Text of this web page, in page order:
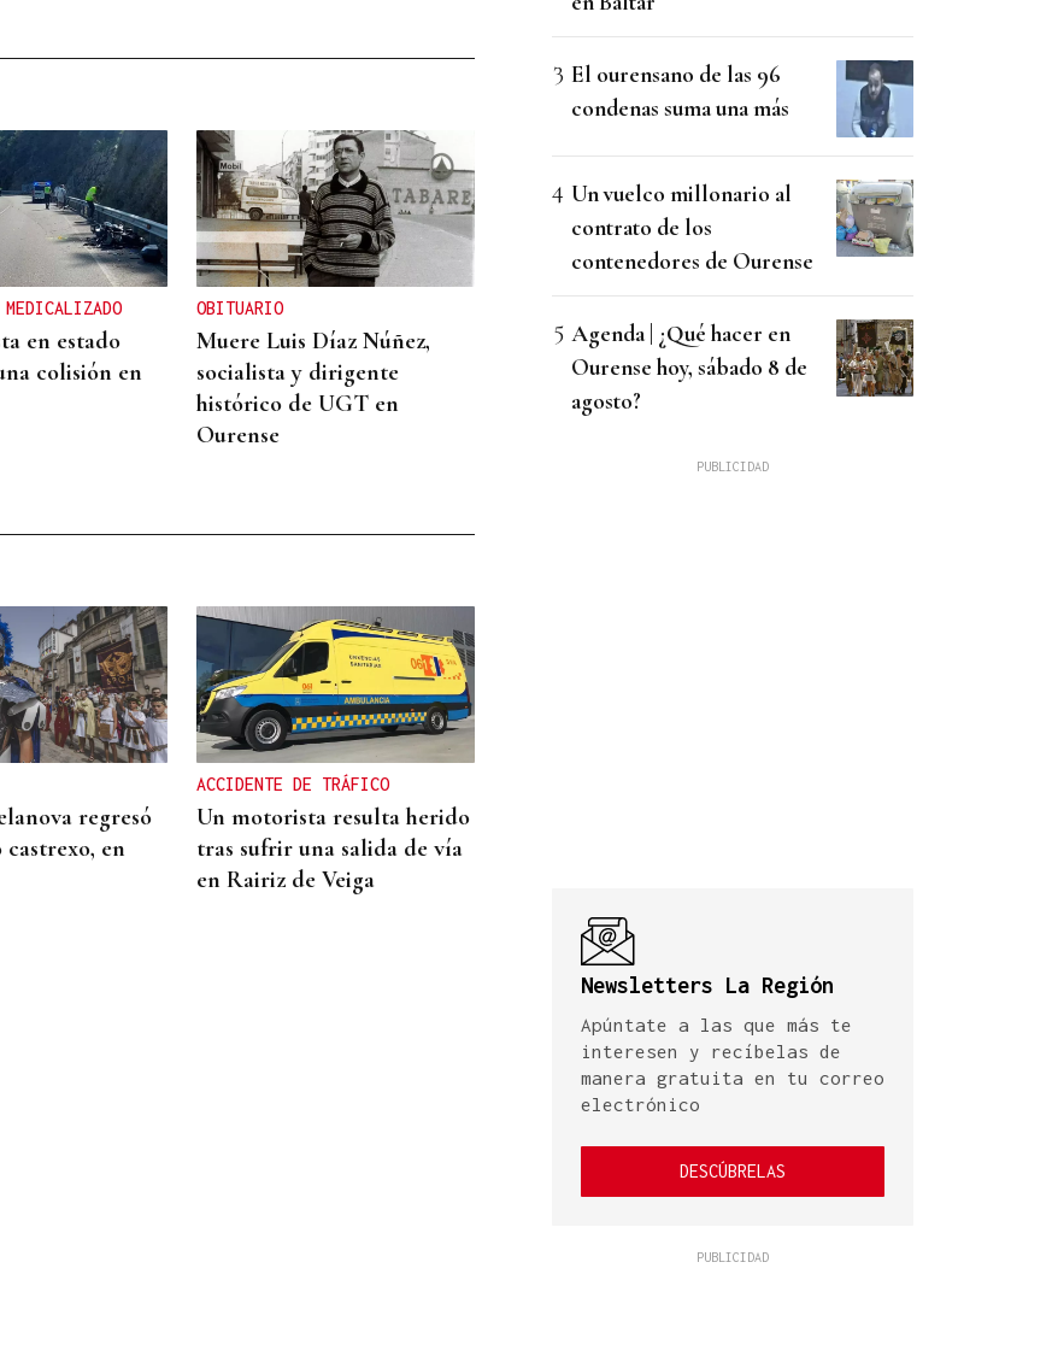
en estado
colisión en
OBITUARIO
Muere Luis Díaz Núñez,
socialista y dirigente
histórico de UGT en
Ourense
regresó
castrexo, en
ACCIDENTE DE TRÁFICO
Un motorista resulta herido
tras sufrir una salida de vía
en Rairiz de Veiga
El ourensano de las 96
condenas suma una más
Un vuelco millonario al
contrato de los
contenedores de Ourense
Agenda | ¿Qué hacer en
Ourense hoy, sábado 8 de
agosto?
Newsletters La Región
Apúntate a las que más te
interesen y recíbelas de
manera gratuita en tu correo
electrónico
DESCÚBRELAS